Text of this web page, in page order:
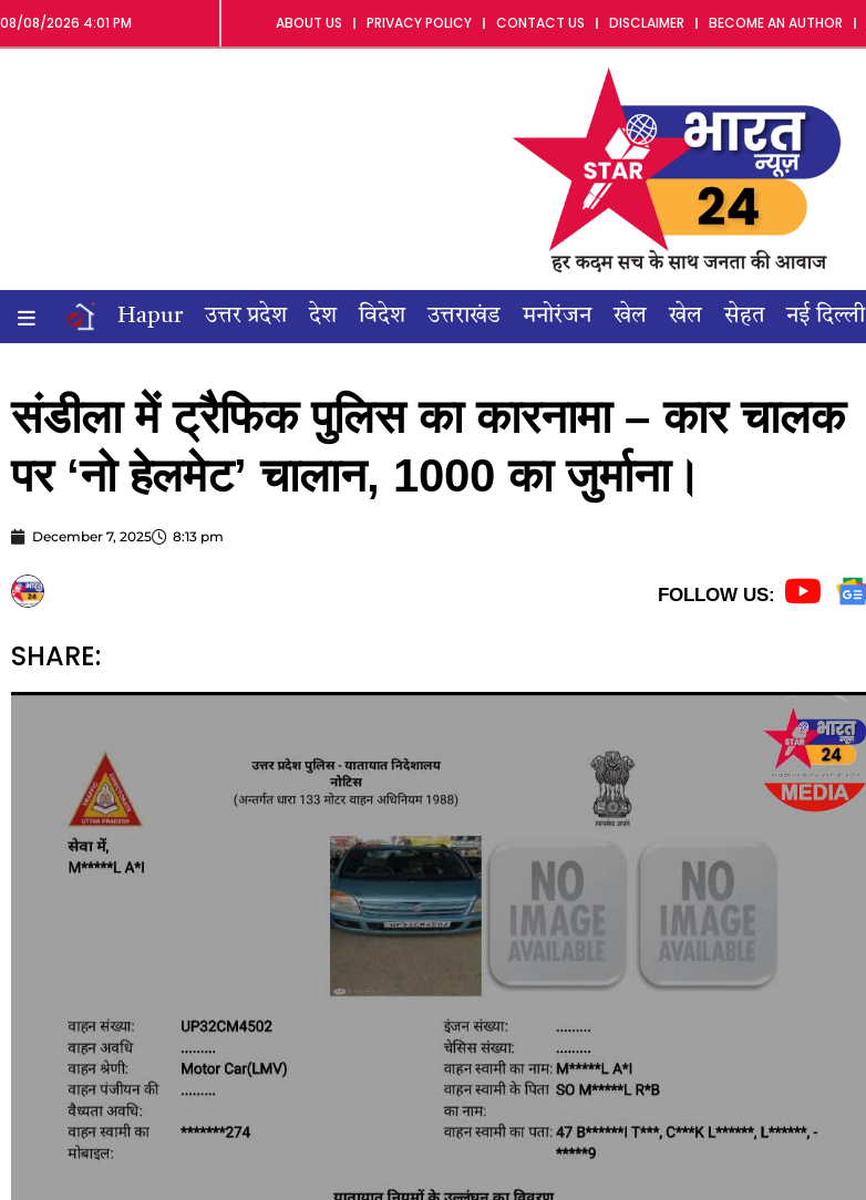
08/08/2026 4:01 PM ABOUT US PRIVACY POLICY CONTACT US DISCLAIMER BECOME AN AUTHOR
Hapur उत्तर प्रदेश देश विदेश उत्तराखंड मनोरंजन खेल खेल सेहत नई दिल्ली
संडीला में ट्रैफिक पुलिस का कारनामा – कार चालक
पर ‘नो हेलमेट’ चालान, 1000 का जुर्माना।
December 7, 2025 8:13 pm
FOLLOW US:
SHARE: